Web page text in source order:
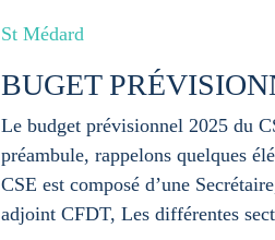
St Médard
BUGET
Le budget prévisionnel 2025 du
préambule, rappelons quelques
CSE est composé d’une
adjoint CFDT, Les différentes